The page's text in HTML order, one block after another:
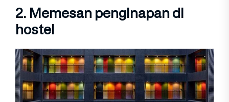
2. Memesan penginapan di
hostel